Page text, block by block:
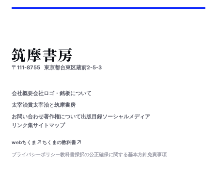
〒111-8755 東京都台東区蔵前2-5-3
会社概要会社ロゴ・銘板について
太宰治賞太宰治と筑摩書房
お問い合わせ著作権について出版目録ソーシャルメディア
リンク集サイトマップ
webちくま
ちくまの教科書
プライバシーポリシー教科書採択の公正確保に関する基本方針免責事項